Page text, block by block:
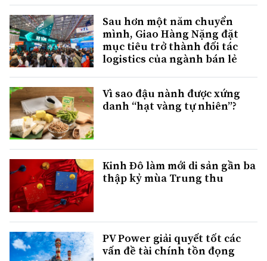
Sau hơn một năm chuyển
mình, Giao Hàng Nặng đặt
mục tiêu trở thành đối tác
logistics của ngành bán lẻ
Vì sao đậu nành được xứng
danh “hạt vàng tự nhiên”?
Kinh Đô làm mới di sản gần ba
thập kỷ mùa Trung thu
PV Power giải quyết tốt các
vấn đề tài chính tồn đọng